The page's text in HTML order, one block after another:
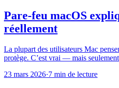
Pare-feu macOS
réellement
La plupart des utilisateurs Mac
protège. C’est vrai — mais
23 mars 2026·7 min de lecture